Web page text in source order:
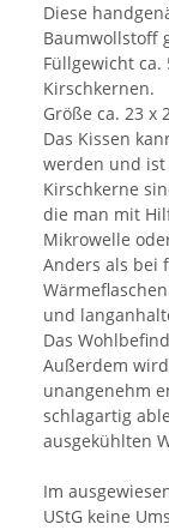
Diese
Baumwollstoff
Füllgewicht ca.
Kirschkernen.
Größe ca. 23 x
Das Kissen
werden und
Kirschkerne
die man mit
Mikrowelle
Anders als bei
und
Das
Außerdem
unangenehm
schlagartig
ausgekühlten
Im
UStG keine